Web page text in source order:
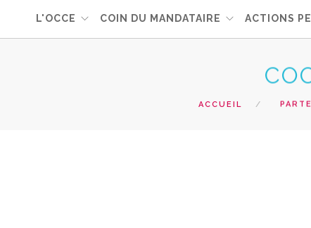
L'OCCE COIN DU MANDATAIRE ACTIONS
ACCUEIL